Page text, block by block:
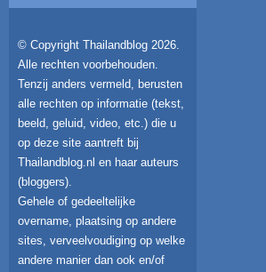
© Copyright Thailandblog 2026.
Alle rechten voorbehouden.
Tenzij anders vermeld, berusten
alle rechten op informatie (tekst,
beeld, geluid, video, etc.) die u
op deze site aantreft bij
Thailandblog.nl en haar auteurs
(bloggers).
Gehele of gedeeltelijke
overname, plaatsing op andere
sites, verveelvoudiging op welke
andere manier dan ook en/of